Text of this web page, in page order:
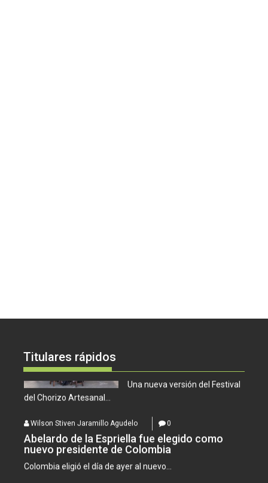
Titulares rápidos
Agudelo
0
del Chorizo Artesanal...
Wilson Stiven Jaramillo Agudelo
Abelardo de la Espriella fue elegido como
nuevo presidente de Colombia
Colombia eligió el día de ayer al nuevo...
Wilson Stiven Jaramillo Agudelo 0